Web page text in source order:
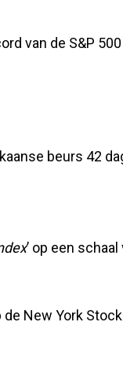
van de S&P
beurs 42
’ op een
de New York